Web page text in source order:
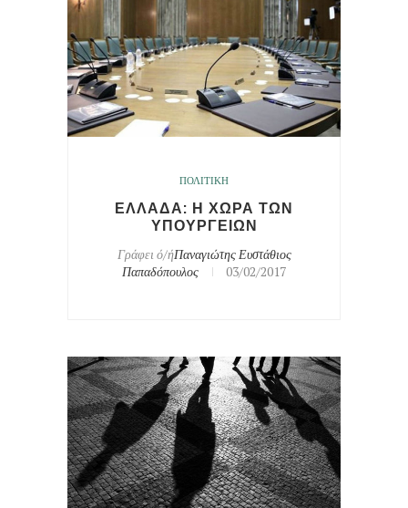
ΠΟΛΙΤΙΚΗ
ΕΛΛΑΔΑ: Η ΧΩΡΑ ΤΩΝ
ΥΠΟΥΡΓΕΙΩΝ
Γράφει ό/ήΠαναγιώτης Ευστάθιος
Παπαδόπουλος
03/02/2017